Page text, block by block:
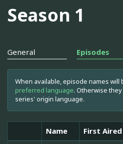
Season 1
General Episodes
When available, episode names will
preferred language. Otherwise
series' origin language.
Name First Aired